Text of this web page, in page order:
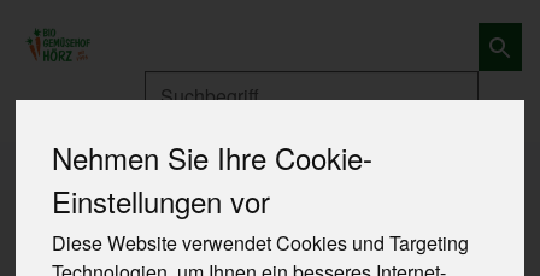
Nehmen Sie Ihre Cookie-
Einstellungen vor
Diese Website verwendet Cookies und Targeting
Produkte Obst und Gemüse Gemüse
Produkte Obst und Gemüse Gemüse